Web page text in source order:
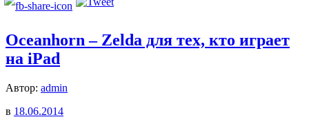
Oceanhorn – Zelda для тех, кто играет
на iPad
Автор: admin
в 18.06.2014